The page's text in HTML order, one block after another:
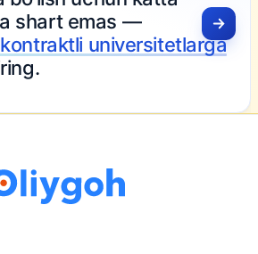
shart emas —
universitetlarga